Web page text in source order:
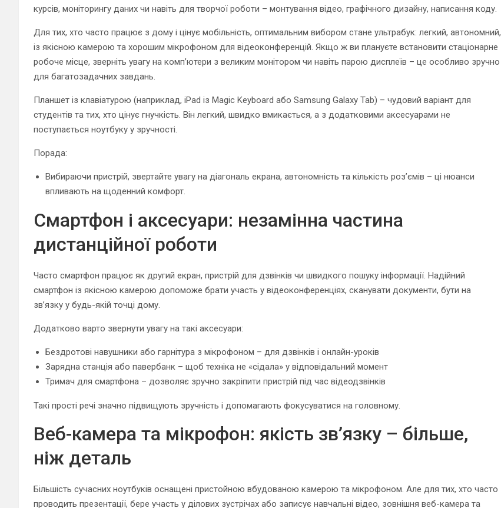
курсів, моніторингу даних чи навіть для творчої роботи – монтування відео, графічного дизайну, написання коду.
Для тих, хто часто працює з дому і цінує мобільність, оптимальним вибором стане ультрабук: легкий, автономний,
із якісною камерою та хорошим мікрофоном для відеоконференцій. Якщо ж ви плануєте встановити стаціонарне
робоче місце, зверніть увагу на комп’ютери з великим монітором чи навіть парою дисплеїв – це особливо зручно
для багатозадачних завдань.
Планшет із клавіатурою (наприклад, iPad із Magic Keyboard або Samsung Galaxy Tab) – чудовий варіант для
студентів та тих, хто цінує гнучкість. Він легкий, швидко вмикається, а з додатковими аксесуарами не
поступається ноутбуку у зручності.
Порада:
Вибираючи пристрій, звертайте увагу на діагональ екрана, автономність та кількість роз’ємів – ці нюанси
впливають на щоденний комфорт.
Смартфон і аксесуари: незамінна частина
дистанційної роботи
Часто смартфон працює як другий екран, пристрій для дзвінків чи швидкого пошуку інформації. Надійний
смартфон із якісною камерою допоможе брати участь у відеоконференціях, сканувати документи, бути на
зв’язку у будь-якій точці дому.
Додатково варто звернути увагу на такі аксесуари:
Бездротові навушники або гарнітура з мікрофоном – для дзвінків і онлайн-уроків
Зарядна станція або павербанк – щоб техніка не «сідала» у відповідальний момент
Тримач для смартфона – дозволяє зручно закріпити пристрій під час відеодзвінків
Такі прості речі значно підвищують зручність і допомагають фокусуватися на головному.
Веб-камера та мікрофон: якість зв’язку – більше,
ніж деталь
Більшість сучасних ноутбуків оснащені пристойною вбудованою камерою та мікрофоном. Але для тих, хто часто
проводить презентації, бере участь у ділових зустрічах або записує навчальні відео, зовнішня веб-камера та